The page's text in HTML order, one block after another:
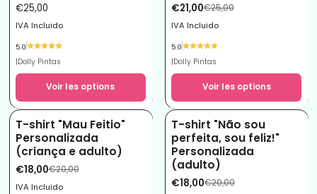
€25,00
IVA Incluido
5.0
|Dolly Pintas
Voir les options
€21,00€25,00
IVA Incluido
5.0
|Dolly Pintas
Voir les options
-10%
T-shirt "Mau Feitio"
Personalizada
(criança e adulto)
€18,00€20,00
IVA Incluido
-10%
T-shirt "Não sou
perfeita, sou feliz!"
Personalizada
(adulto)
€18,00€20,00